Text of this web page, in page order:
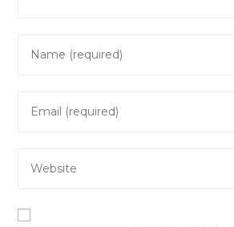
comment
address
URL